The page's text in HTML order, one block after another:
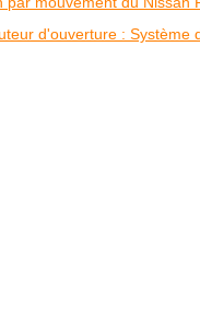
d'ouverture : Système